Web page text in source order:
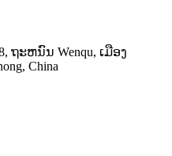
ຖະຫນົນ Wenqu, ເມືອງ
China